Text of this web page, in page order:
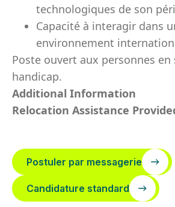
technologiques de son
Capacité à interagir dans
environnement
Poste ouvert aux personnes
handicap.
Additional Information
Relocation Assistance
Postuler par messagerie
Candidature standard